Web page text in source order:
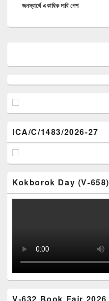
জনস্বার্থে একাধিক দাবি পেশ
Widget
ICA/C/1483/2026-27
Kokborok Day (V-658)
V-632 Book Fair 2026